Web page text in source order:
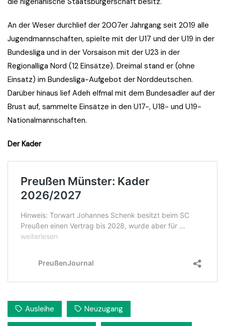
An der Weser durchlief der 2007er Jahrgang seit 2019 alle
Jugendmannschaften, spielte mit der U17 und der U19 in der
Bundesliga und in der Vorsaison mit der U23 in der
Regionalliga Nord (12 Einsätze). Dreimal stand er (ohne
Einsatz) im Bundesliga-Aufgebot der Norddeutschen.
Darüber hinaus lief Adeh elfmal mit dem Bundesadler auf der
Brust auf, sammelte Einsätze in den U17-, U18- und U19-
Nationalmannschaften.
Der Kader
Ausleihe Neuzugang